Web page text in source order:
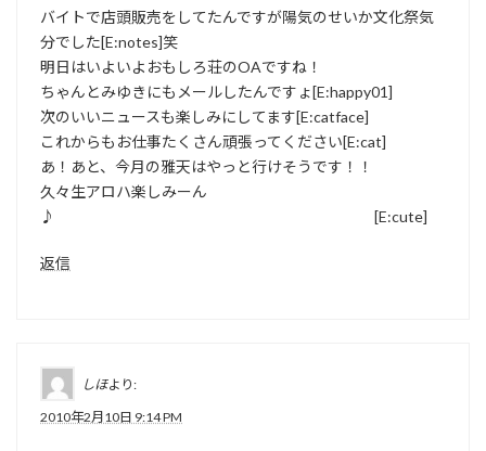
バイトで店頭販売をしてたんですが陽気のせいか文化祭気
分でした[E:notes]笑
明日はいよいよおもしろ荘のOAですね！
ちゃんとみゆきにもメールしたんですょ[E:happy01]
次のいいニュースも楽しみにしてます[E:catface]
これからもお仕事たくさん頑張ってください[E:cat]
あ！あと、今月の雅天はやっと行けそうです！！
久々生アロハ楽しみーん
♪ [E:cute]
返信
しほより:
2010年2月10日 9:14 PM